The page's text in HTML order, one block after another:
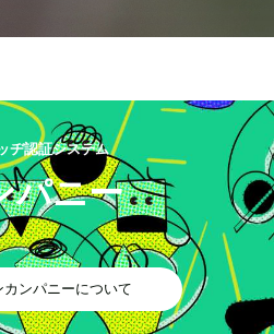
ヂ認証システム
パニー
カンパニーについて